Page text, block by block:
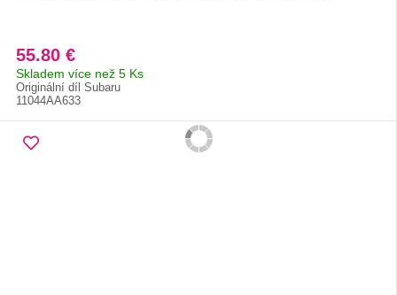
55.80 €
Skladem více než 5 Ks
Originální díl Subaru
11044AA633